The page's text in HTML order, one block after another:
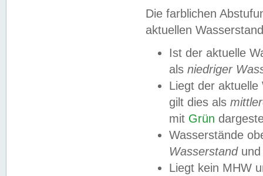
Die farblichen
aktuellen
Ist der aktuelle
als niedriger
Liegt der
gilt dies als
mit Grün
Wasserstände
Wasserstandund
Liegt kein MHW